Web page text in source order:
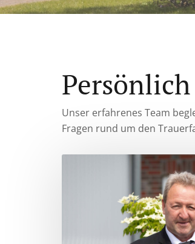
Unser erfahrenes Team
Fragen rund um den